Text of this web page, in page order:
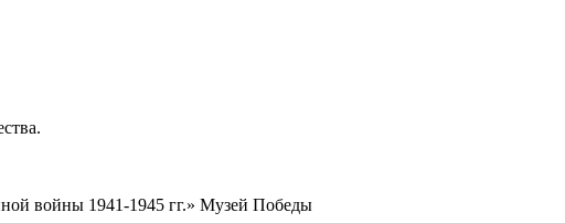
войны 1941-1945 гг.» Музей Победы